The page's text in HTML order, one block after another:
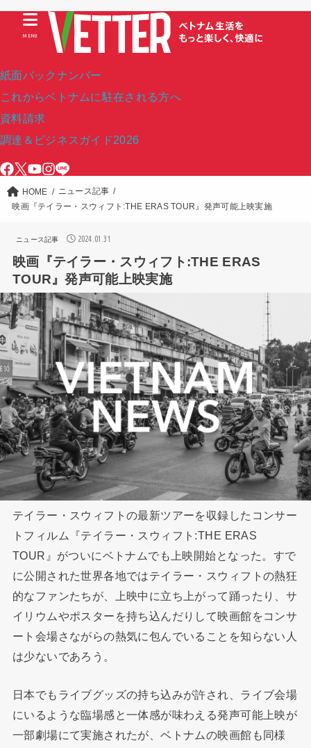
紙面バックナンバー
これからベトナムに駐在される方へ
資料請求
調達＆ビジネスガイド2026
MENU
HOME
ニュース記事
映画『テイラー・スウィフト:THE ERAS TOUR』発声可能上映実施
ニュース記事 2024.01.31
映画『テイラー・スウィフト:THE ERAS
TOUR』発声可能上映実施
テイラー・スウィフトの最新ツアーを収録したコンサー
トフィルム『テイラー・スウィフト:THE ERAS
TOUR』がついにベトナムでも上映開始となった。すで
に公開された世界各地ではテイラー・スウィフトの熱狂
的なファンたちが、上映中に立ち上がって踊ったり、サ
イリウムやポスターを持ち込んだりして映画館をコンサ
ート会場さながらの熱気に包んでいることを知らない人
は少ないであろう。
日本でもライブグッズの持ち込みが許され、ライブ会場
にいるような臨場感と一体感が味わえる発声可能上映が
一部劇場にて実施されたが、ベトナムの映画館も同様